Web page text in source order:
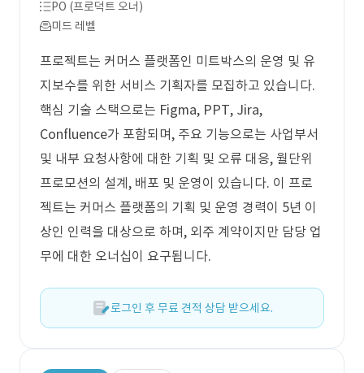
PO (프로덕트 오너)
미드 레벨
프로젝트는 커머스 플랫폼인 미트박스의 운영 및 유
지보수를 위한 서비스 기획자를 모집하고 있습니다.
핵심 기술 스택으로는 Figma, PPT, Jira,
Confluence가 포함되며, 주요 기능으로는 사업부서
및 내부 요청사항에 대한 기획 및 오류 대응, 월단위
프로모션의 설계, 배포 및 운영이 있습니다. 이 프로
젝트는 커머스 플랫폼의 기획 및 운영 경력이 5년 이
상인 인력을 대상으로 하며, 외주 계약이지만 담당 업
무에 대한 오너십이 요구됩니다.
로그인 후 무료 견적 상담 받으세요.